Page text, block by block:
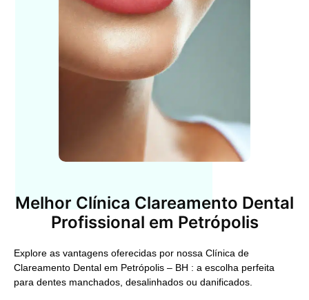
Melhor Clínica Clareamento Dental
Profissional em Petrópolis
Explore as vantagens oferecidas por nossa Clínica de
Clareamento Dental em Petrópolis – BH : a escolha perfeita
para dentes manchados, desalinhados ou danificados.